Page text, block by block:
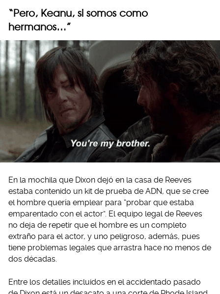
“Pero, Keanu, si somos como
hermanos…”
En la mochila que Dixon dejó en la casa de Reeves
estaba contenido un kit de prueba de ADN, que se cree
el hombre quería emplear para “probar que estaba
emparentado con el actor”. El equipo legal de Reeves
no deja de repetir que el hombre es un completo
extraño para el actor, y uno peligroso, además, pues
tiene problemas legales que arrastra hace no menos de
dos décadas.
Entre los detalles incluidos en el accidentado pasado